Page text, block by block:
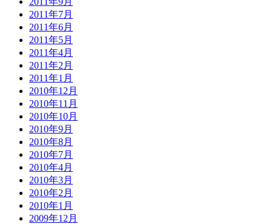
2011年7月
2011年6月
2011年5月
2011年4月
2011年2月
2011年1月
2010年12月
2010年11月
2010年10月
2010年9月
2010年8月
2010年7月
2010年4月
2010年3月
2010年2月
2010年1月
2009年12月